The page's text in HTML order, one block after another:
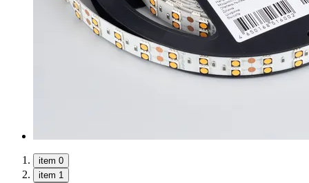
item 0
item 1